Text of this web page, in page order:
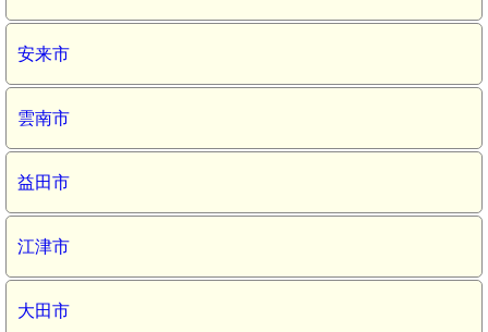
安来市
雲南市
益田市
江津市
大田市